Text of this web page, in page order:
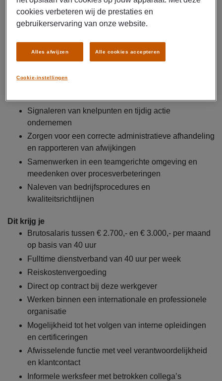
douanedocumenten (digitaal en hard copy)
Opzetten, boeken en aanmelden van nationale en
Ondersteunen bij het inklaren van goederen en
Signaleren van knelpunten en tijdig actie
ondernemen
Zorgen voor een correcte administratieve afhandeling
en rapporteren van afwijkingen
Samenwerken in een teamgerichte omgeving en
meedenken over procesverbeteringen
Naleven van bedrijfsprocedures en
kwaliteitsrichtlijnen
Dit krijg je
Brutosalaris tussen € 2.700,- en € 3.000,- per maand
op basis van 40 uur
Fulltime dienstverband van 40 uur per week
Reiskostenvergoeding
Direct op contract bij deze werkgever
Werken binnen een internationale en professionele
organisatie
Mogelijkheid tot het volgen van interne opleidingen
en certificeringen
Afwisselende functie met veel verantwoordelijkheid
en klantcontact
Informele werksfeer met betrokken collega’s
cookies verbeteren wij de prestaties en
gebruikerservaring van onze website.
Cookie-instellingen
Alles afwijzen Alle cookies accepteren